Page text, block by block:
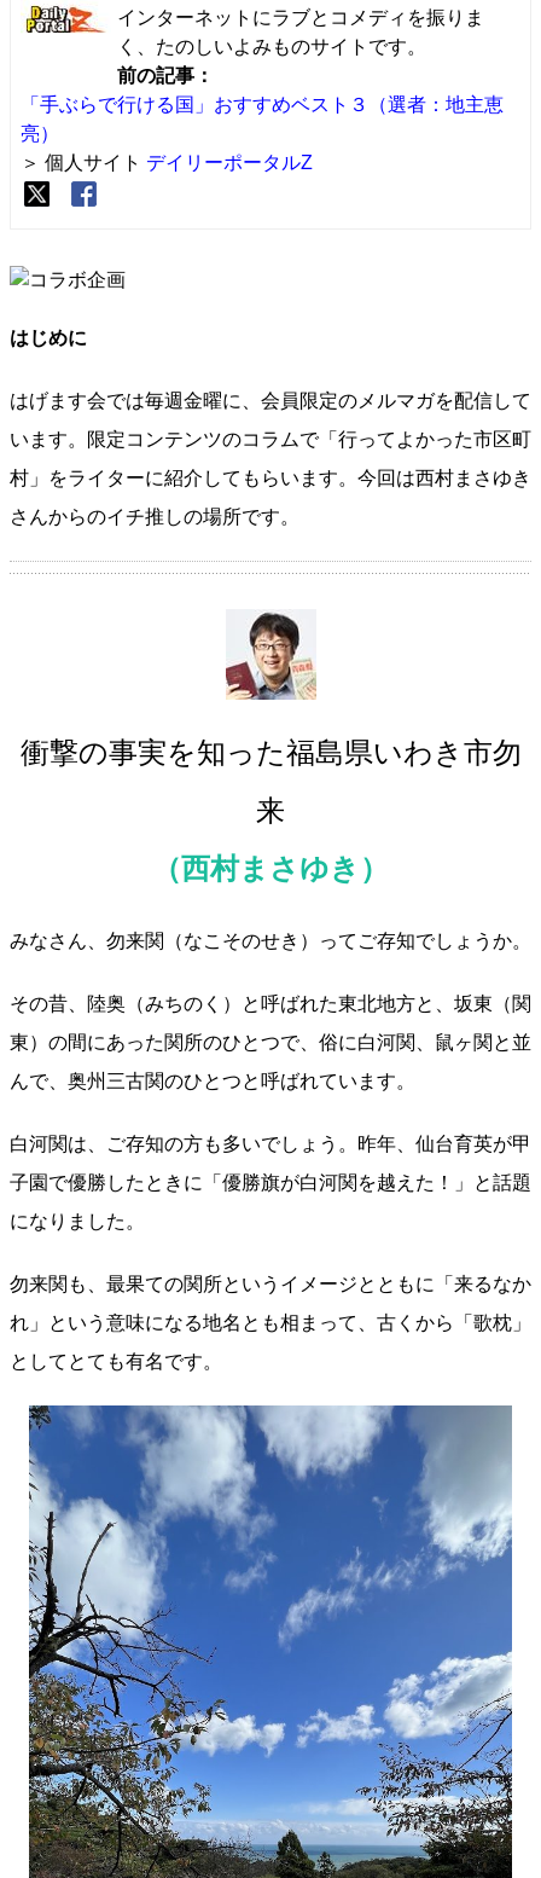
インターネットにラブとコメディを振りま
く、たのしいよみものサイトです。
前の記事：
「手ぶらで行ける国」おすすめベスト３（選者：地主恵
亮）
＞ 個人サイト デイリーポータルZ
はじめに
はげます会では毎週金曜に、会員限定のメルマガを配信して
います。限定コンテンツのコラムで「行ってよかった市区町
村」をライターに紹介してもらいます。今回は西村まさゆき
さんからのイチ推しの場所です。
衝撃の事実を知った福島県いわき市勿
来
（西村まさゆき）
みなさん、勿来関（なこそのせき）ってご存知でしょうか。
その昔、陸奥（みちのく）と呼ばれた東北地方と、坂東（関
東）の間にあった関所のひとつで、俗に白河関、鼠ヶ関と並
んで、奥州三古関のひとつと呼ばれています。
白河関は、ご存知の方も多いでしょう。昨年、仙台育英が甲
子園で優勝したときに「優勝旗が白河関を越えた！」と話題
になりました。
勿来関も、最果ての関所というイメージとともに「来るなか
れ」という意味になる地名とも相まって、古くから「歌枕」
としてとても有名です。